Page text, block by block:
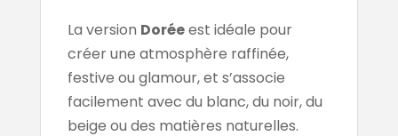
La version Doréeest idéale pour
créer une atmosphère raffinée,
festive ou glamour, et s’associe
facilement avec du blanc, du noir, du
beige ou des matières naturelles.